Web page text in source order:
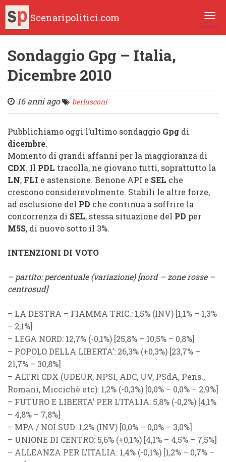
Scenaripolitici.com
Sondaggio Gpg – Italia,
Dicembre 2010
16 anni ago berlusconi
Pubblichiamo oggi l’ultimo sondaggio Gpg di
dicembre.
Momento di grandi affanni per la maggioranza di
CDX. Il PDL tracolla, ne giovano tutti, soprattutto la
LN, FLI e astensione. Benone API e SEL che
crescono considerevolmente. Stabili le altre forze,
ad esclusione del PD che continua a soffrire la
concorrenza di SEL, stessa situazione del PD per
M5S, di nuovo sotto il 3%.
INTENZIONI DI VOTO
– partito: percentuale (variazione) [nord – zone rosse –
centrosud]
– LA DESTRA – FIAMMA TRIC.: 1,5% (INV) [1,1% – 1,3%
– 2,1%]
– LEGA NORD: 12,7% (-0,1%) [25,8% – 10,5% – 0,8%]
– POPOLO DELLA LIBERTA’: 26,3% (+0,3%) [23,7% –
21,7% – 30,8%]
– ALTRI CDX (UDEUR, NPSI, ADC, UV, PSdA, Pens.,
Romani, Miccichè etc): 1,2% (-0,3%) [0,0% – 0,0% – 2,9%]
– FUTURO E LIBERTA’ PER L’ITALIA: 5,8% (-0,2%) [4,1%
– 4,8% – 7,8%]
– MPA / NOI SUD: 1,2% (INV) [0,0% – 0,0% – 3,0%]
– UNIONE DI CENTRO: 5,6% (+0,1%) [4,1% – 4,5% – 7,5%]
– ALLEANZA PER L’ITALIA: 1,4% (-0,1%) [1,2% – 0,7% –